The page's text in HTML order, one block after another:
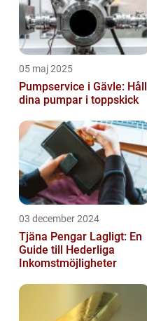
05 maj 2025
Pumpservice i Gävle: Håll
dina pumpar i toppskick
03 december 2024
Tjäna Pengar Lagligt: En
Guide till Hederliga
Inkomstmöjligheter